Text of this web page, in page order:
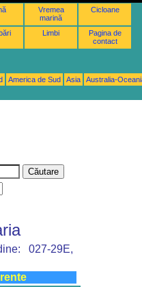
Vremea
marină
Cicloane
Limbi
Pagina de
contact
America de Sud Asia
Australia-
027-29E,